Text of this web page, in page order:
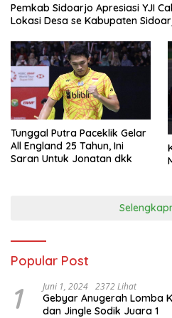
Pemkab Sidoarjo Apresiasi YJI
Lokasi Desa se Kabupaten
Tunggal Putra Paceklik Gelar
All England 25 Tahun, Ini
Saran Untuk Jonatan dkk
Popular Post
1 Juni 1, 2024 2372 Lihat
Gebyar Anugerah Lomba
dan Jingle Sodik Juara 1